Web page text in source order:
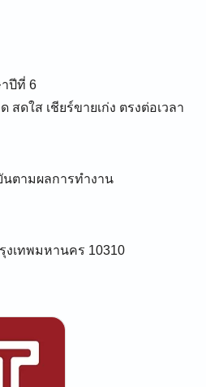
ปีที่ 6
สดใส เชียร์ขายเก่ง ตรงต่อเวลา
ตามผลการทำงาน
งเทพมหานคร 10310